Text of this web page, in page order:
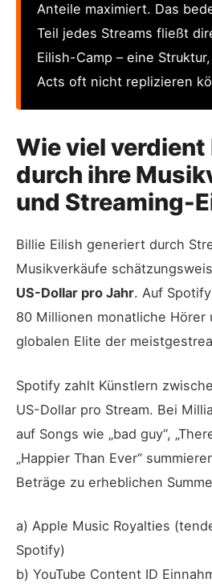
Anteile maximiert. Das
Teil jedes Streams fließt
Eilish-Camp – eine
Acts oft nicht replizieren
Wie viel verdient
durch ihre
und Streaming-
Billie Eilish generiert durch
Musikverkäufe
US-Dollar pro Jahr. Auf
80 Millionen monatliche Hörer
globalen Elite der
Spotify zahlt Künstlern
US-Dollar pro Stream. Bei
auf Songs wie „bad guy“,
„Happier Than Ever“
Beträge zu erheblichen
a) Apple Music Royalties
Spotify)
b) YouTube Content ID